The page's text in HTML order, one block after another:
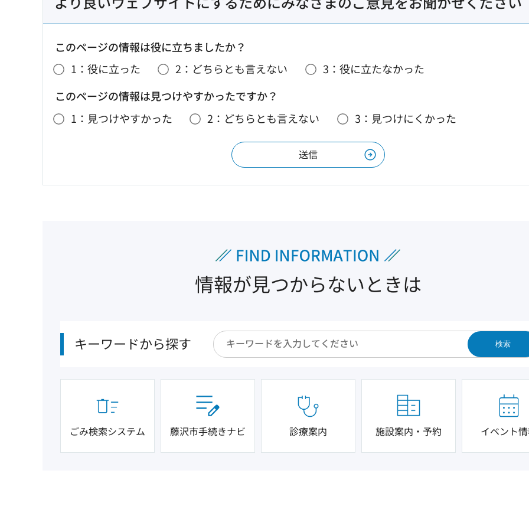
このページの情報は役に立ちましたか？
1：役に立った
2：どちらとも言えない
3：役に立たなかった
このページの情報は見つけやすかったですか？
1：見つけやすかった
2：どちらとも言えない 3：見つけにくかった
情報が見つからないときは
キーワードから探す 検索
ごみ検索システム 藤沢市手続きナビ 診療案内 施設案内・予約 イベント